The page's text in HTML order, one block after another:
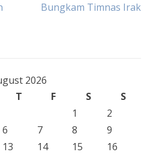
Bungkam Timnas Irak
2026
T F S
S
1
2
6 7 8
9
13 14 15
16